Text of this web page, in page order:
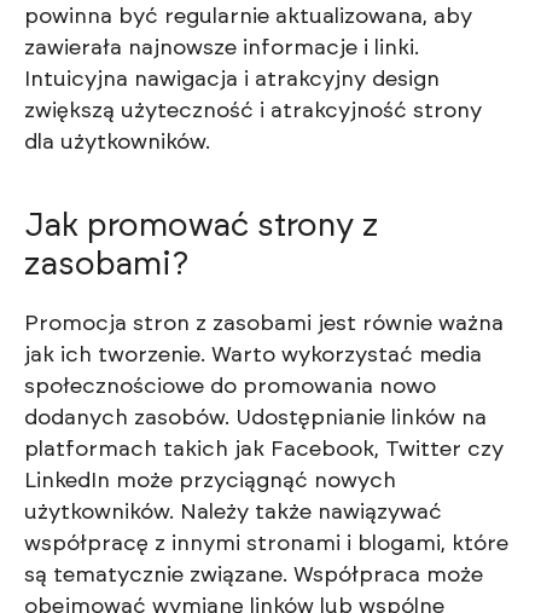
powinna być regularnie aktualizowana, aby
zawierała najnowsze informacje i linki.
Intuicyjna nawigacja i atrakcyjny design
zwiększą użyteczność i atrakcyjność strony
dla użytkowników.
Jak promować strony z
zasobami?
Promocja stron z zasobami jest równie ważna
jak ich tworzenie. Warto wykorzystać media
społecznościowe do promowania nowo
dodanych zasobów. Udostępnianie linków na
platformach takich jak Facebook, Twitter czy
LinkedIn może przyciągnąć nowych
użytkowników. Należy także nawiązywać
współpracę z innymi stronami i blogami, które
są tematycznie związane. Współpraca może
obejmować wymianę linków lub wspólne